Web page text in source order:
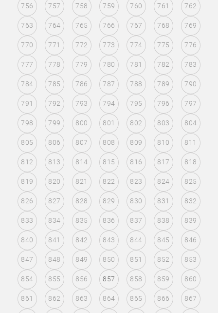
756 757 758 759 760 761 762
763 764 765 766 767 768 769
770 771 772 773 774 775 776
777 778 779 780 781 782 783
784 785 786 787 788 789 790
791 792 793 794 795 796 797
798 799 800 801 802 803 804
805 806 807 808 809 810 811
812 813 814 815 816 817 818
819 820 821 822 823 824 825
826 827 828 829 830 831 832
833 834 835 836 837 838 839
840 841 842 843 844 845 846
847 848 849 850 851 852 853
854 855 856 857 858 859 860
861 862 863 864 865 866 867